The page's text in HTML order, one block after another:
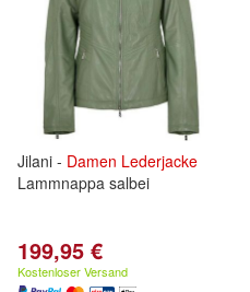
Jilani - Damen Lederjacke
Lammnappa salbei
199,95 €
Kostenloser Versand